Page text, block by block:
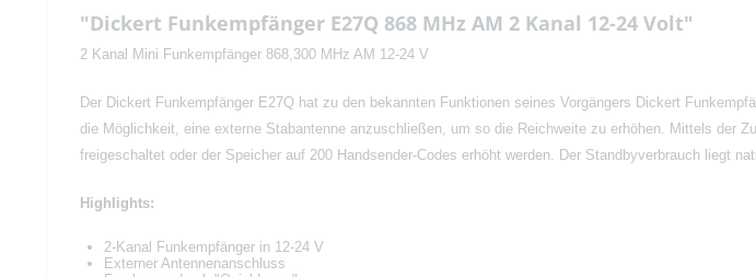
"Dickert Funkempfänger E27Q 868 MHz AM 2 Kanal 12-24 Volt"
2 Kanal Mini Funkempfänger 868,300 MHz AM 12-24 V
Der Dickert Funkempfänger E27Q hat zu den bekannten Funktionen seines Vorgängers Dickert
die Möglichkeit, eine externe Stabantenne anzuschließen, um so die Reichweite zu erhöhen. Mittels der
freigeschaltet oder der Speicher auf 200 Handsender-Codes erhöht werden. Der Standbyverbrauch liegt
Highlights:
2-Kanal Funkempfänger in 12-24 V
Externer Antennenanschluss